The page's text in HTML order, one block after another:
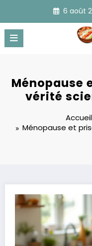
contenu
6 août
Ménopause
vérité
Accueil
Ménopause et